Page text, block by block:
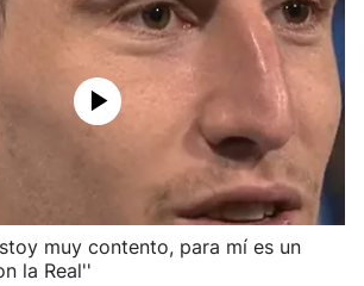
muy contento, para mí es un
la Real''